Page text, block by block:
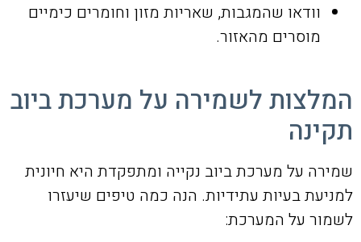
וודאו שהמגבות, שאריות מזון וחומרים כימיים
מוסרים מהאזור.
המלצות לשמירה על מערכת ביוב
תקינה
שמירה על מערכת ביוב נקייה ומתפקדת היא חיונית
למניעת בעיות עתידיות. הנה כמה טיפים שיעזרו
לשמור על המערכת: